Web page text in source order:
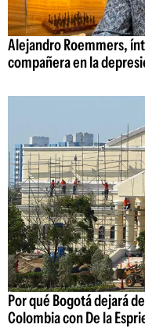
Alejandro Roemmers,
compañera en la
Por qué Bogotá dejará
Colombia con De la